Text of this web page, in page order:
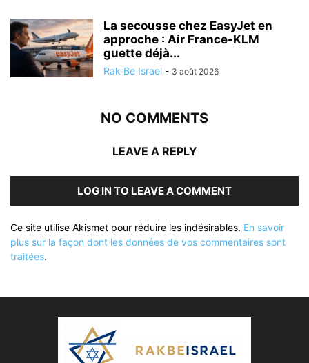
La secousse chez EasyJet en
approche : Air France-KLM
guette déjà...
Rak Be Israel - 3 août 2026
NO COMMENTS
LEAVE A REPLY
LOG IN TO LEAVE A COMMENT
Ce site utilise Akismet pour réduire les indésirables. En savoir
plus sur la façon dont les données de vos commentaires sont
traitées.